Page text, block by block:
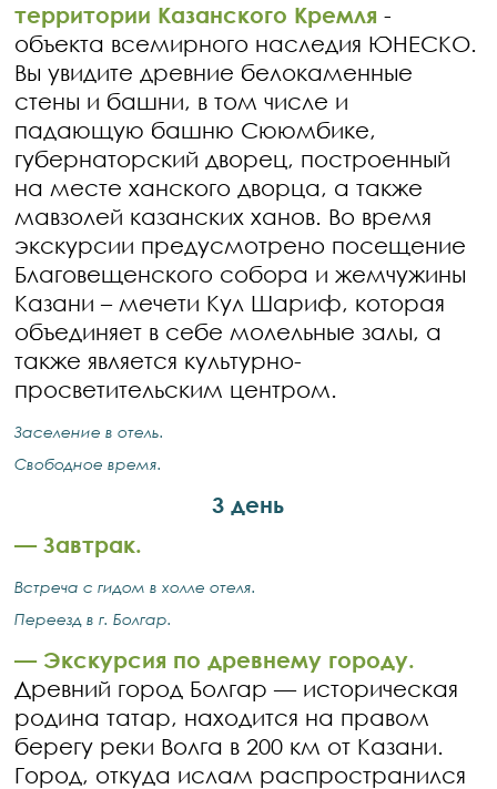
территории Казанского Кремля-
объекта всемирного наследия ЮНЕСКО.
Вы увидите древние белокаменные
стены и башни, в том числе и
падающую башню Сююмбике,
губернаторский дворец, построенный
на месте ханского дворца, а также
мавзолей казанских ханов. Во время
экскурсии предусмотрено посещение
Благовещенского собора и жемчужины
Казани – мечети Кул Шариф, которая
объединяет в себе молельные залы, а
также является культурно-
просветительским центром.
Заселение в отель.
Свободное время.
3 день
—Завтрак.
Встреча с гидом в холле отеля.
Переезд в г. Болгар.
— Экскурсия по древнему городу.
Древний город Болгар — историческая
родина татар, находится на правом
берегу реки Волга в 200 км от Казани.
Город, откуда ислам распространился